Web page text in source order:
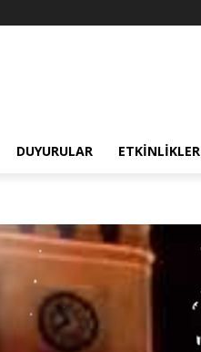
DUYURULAR ETKINLIKLER